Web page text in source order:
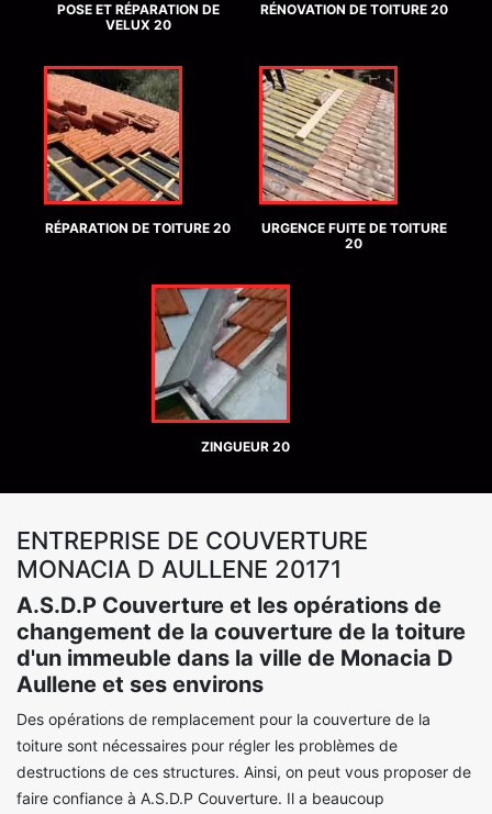
POSE ET RÉPARATION DE
VELUX 20
RÉNOVATION DE TOITURE 20
RÉPARATION DE TOITURE 20
URGENCE FUITE DE TOITURE
20
ZINGUEUR 20
ENTREPRISE DE COUVERTURE
MONACIA D AULLENE 20171
A.S.D.P Couverture et les opérations de
changement de la couverture de la toiture
d'un immeuble dans la ville de Monacia D
Aullene et ses environs
Des opérations de remplacement pour la couverture de la
toiture sont nécessaires pour régler les problèmes de
destructions de ces structures. Ainsi, on peut vous proposer de
faire confiance à A.S.D.P Couverture. Il a beaucoup